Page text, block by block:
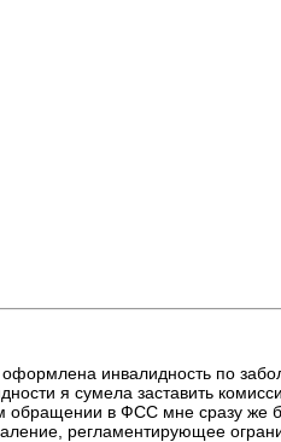
инвалидность по
я сумела заставить
в ФСС мне сразу же
регламентирующее